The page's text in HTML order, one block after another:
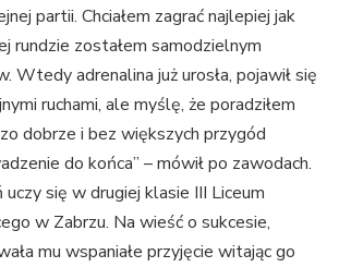
partii. Chciałem zagrać najlepiej jak
rundzie zostałem samodzielnym
Wtedy adrenalina już urosła, pojawił się
ruchami, ale myślę, że poradziłem
dobrze i bez większych przygód
do końca” – mówił po zawodach.
uczy się w drugiej klasie III Liceum
w Zabrzu. Na wieść o sukcesie,
mu wspaniałe przyjęcie witając go